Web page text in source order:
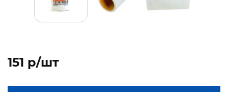
151 p/шт